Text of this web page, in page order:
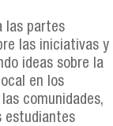
las partes
las iniciativas y
ideas sobre la
en los
comunidades,
estudiantes